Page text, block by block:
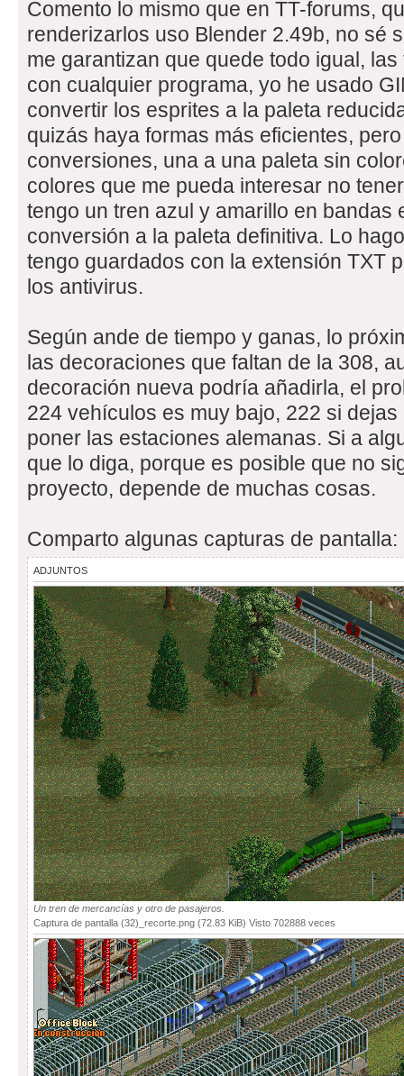
Comento lo mismo que en TT-forums,
renderizarlos uso Blender 2.49b, no sé
me garantizan que quede todo igual,
con cualquier programa, yo he usado
convertir los esprites a la paleta
quizás haya formas más eficientes,
conversiones, una a una paleta sin
colores que me pueda interesar no
tengo un tren azul y amarillo en bandas
conversión a la paleta definitiva. Lo
tengo guardados con la extensión TXT
los antivirus.
Según ande de tiempo y ganas, lo
las decoraciones que faltan de la 308,
decoración nueva podría añadirla, el
224 vehículos es muy bajo, 222 si
poner las estaciones alemanas. Si a
que lo diga, porque es posible que no
proyecto, depende de muchas cosas.
Comparto algunas capturas de pantalla:
ADJUNTOS
Un tren de mercancías y otro de pasajeros.
Captura de pantalla (32)_recorte.png (72.83 KiB) Visto 702888 veces